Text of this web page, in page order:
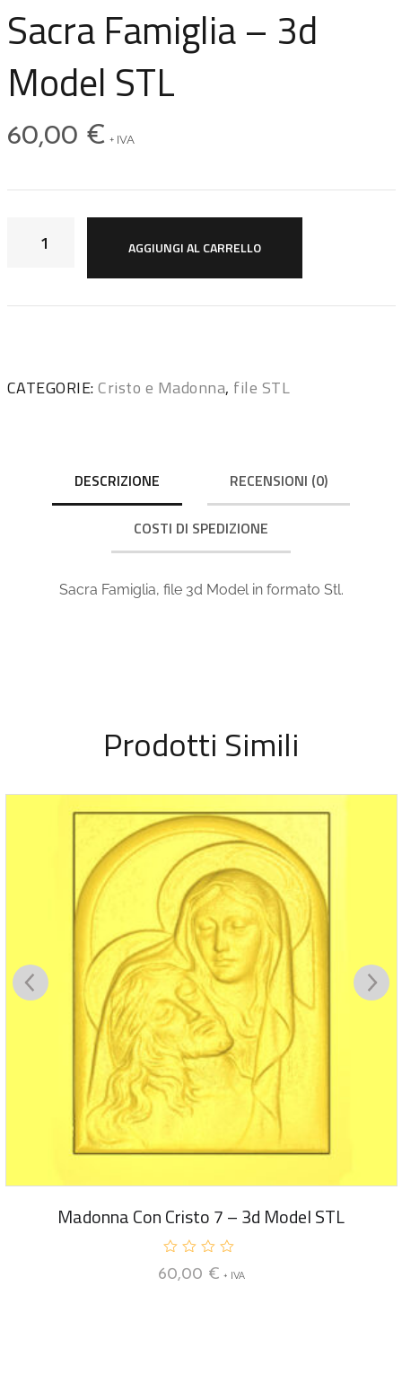
Sacra Famiglia – 3d
Model STL
60,00 € + IVA
AGGIUNGI AL CARRELLO
CATEGORIE:Cristo e Madonna, file STL
DESCRIZIONE RECENSIONI (0)
COSTI DI SPEDIZIONE
Sacra Famiglia, file 3d Model in formato Stl.
Prodotti Simili
Madonna Con Cristo 7 – 3d Model STL
V
a
60,00 € + IVA